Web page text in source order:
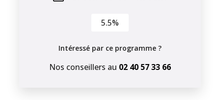
5.5%
Intéressé par ce programme ?
Nos conseillers au 02 40 57 33 66